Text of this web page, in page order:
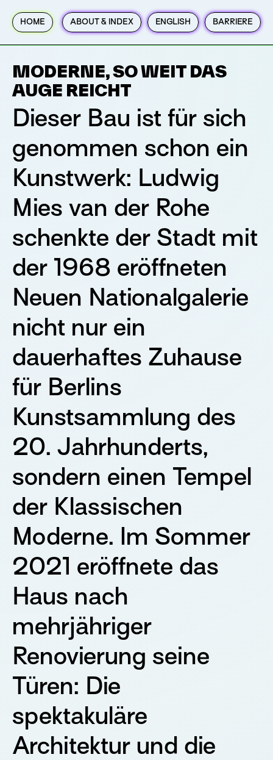
HOME ABOUT & INDEX ENGLISH BARRIERE
MODERNE, SO WEIT DAS
AUGE REICHT
Dieser Bau ist für sich
genommen schon ein
Kunstwerk: Ludwig
Mies van der Rohe
schenkte der Stadt mit
der 1968 eröffneten
Neuen Nationalgalerie
nicht nur ein
dauerhaftes Zuhause
für Berlins
Kunstsammlung des
20. Jahrhunderts,
sondern einen Tempel
der Klassischen
Moderne. Im Sommer
2021 eröffnete das
Haus nach
mehrjähriger
Renovierung seine
Türen: Die
spektakuläre
Architektur und die